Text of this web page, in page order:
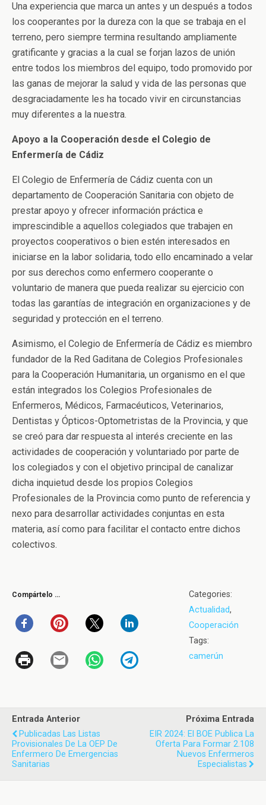
Una experiencia que marca un antes y un después a todos
los cooperantes por la dureza con la que se trabaja en el
terreno, pero siempre termina resultando ampliamente
gratificante y gracias a la cual se forjan lazos de unión
entre todos los miembros del equipo, todo promovido por
las ganas de mejorar la salud y vida de las personas que
desgraciadamente les ha tocado vivir en circunstancias
muy diferentes a la nuestra.
Apoyo a la Cooperación desde el Colegio de
Enfermería de Cádiz
El Colegio de Enfermería de Cádiz cuenta con un
departamento de Cooperación Sanitaria con objeto de
prestar apoyo y ofrecer información práctica e
imprescindible a aquellos colegiados que trabajen en
proyectos cooperativos o bien estén interesados en
iniciarse en la labor solidaria, todo ello encaminado a velar
por sus derechos como enfermero cooperante o
voluntario de manera que pueda realizar su ejercicio con
todas las garantías de integración en organizaciones y de
seguridad y protección en el terreno.
Asimismo, el Colegio de Enfermería de Cádiz es miembro
fundador de la Red Gaditana de Colegios Profesionales
para la Cooperación Humanitaria, un organismo en el que
están integrados los Colegios Profesionales de
Enfermeros, Médicos, Farmacéuticos, Veterinarios,
Dentistas y Ópticos-Optometristas de la Provincia, y que
se creó para dar respuesta al interés creciente en las
actividades de cooperación y voluntariado por parte de
los colegiados y con el objetivo principal de canalizar
dicha inquietud desde los propios Colegios
Profesionales de la Provincia como punto de referencia y
nexo para desarrollar actividades conjuntas en esta
materia, así como para facilitar el contacto entre dichos
colectivos.
Compártelo …
Categories:
Actualidad,
Cooperación
Tags:
camerún
Entrada Anterior
Publicadas Las Listas
Provisionales De La OEP De
Enfermero De Emergencias
Sanitarias
Próxima Entrada
EIR 2024: El BOE Publica La
Oferta Para Formar 2.108
Nuevos Enfermeros
Especialistas